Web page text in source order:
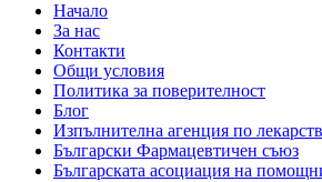
Начало
За нас
Контакти
Общи условия
Политика за поверителност
Блог
Изпълнителна агенция по
Български Фармацевтичен съюз
Българската асоциация на